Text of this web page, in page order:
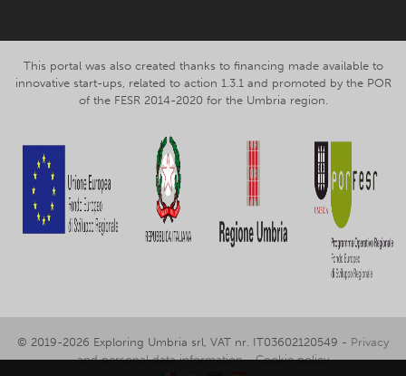
This portal was also created thanks to financing made available to
innovative start-ups, related to action 1.3.1 and promoted by the POR
of the FESR 2014-2020 for the Umbria region.
© 2019-2026 Exploring Umbria srl, VAT nr. IT03602120549 - Privacy
and personal data information-Cookie policy